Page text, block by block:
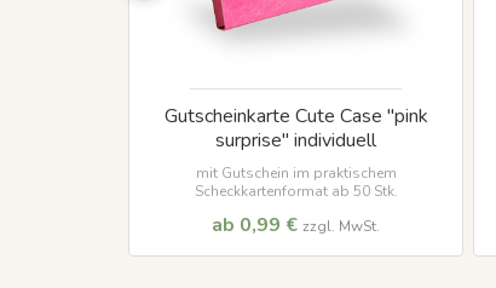
Gutscheinkarte Cute Case "pink
surprise" individuell
mit Gutschein im praktischem
Scheckkartenformat ab 50 Stk.
ab 0,99 € zzgl. MwSt.